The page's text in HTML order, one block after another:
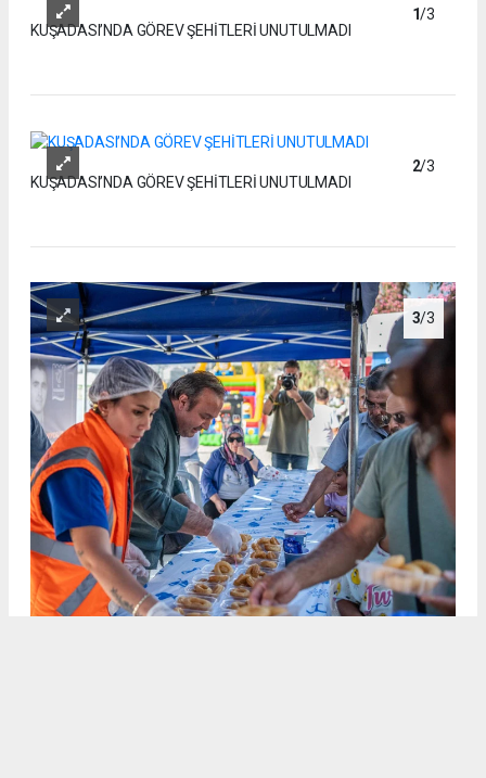
1/3
KUŞADASI’NDA GÖREV ŞEHİTLERİ UNUTULMADI
2/3
KUŞADASI’NDA GÖREV ŞEHİTLERİ UNUTULMADI
3/3